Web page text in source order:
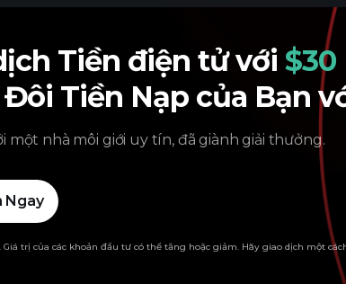
Tiền điện tử với $30
Đôi Tiền Nạp của Bạn
một nhà môi giới uy tín, đã giành giải thưởng.
Ngay
Giá trị của các khoản đầu tư có thể tăng hoặc giảm. Hãy giao dịch một